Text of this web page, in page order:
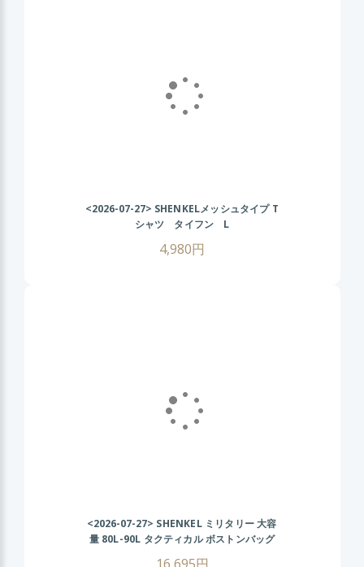
<2026-07-27> SHENKELメッシュタイプ T
シャツ タイフン L
4,980円
<2026-07-27> SHENKEL ミリタリー 大容
量 80L-90L タクティカル ボストンバッグ
16,695円